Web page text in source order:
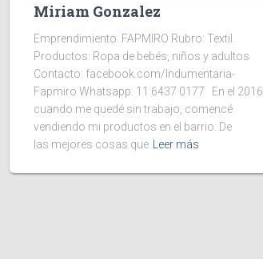
Miriam Gonzalez
Emprendimiento: FAPMIRO Rubro: Textil.
Productos: Ropa de bebés, niños y adultos
Contacto: facebook.com/Indumentaria-
Fapmiro Whatsapp: 11 6437 0177 En el 2016
cuando me quedé sin trabajo, comencé
vendiendo mi productos en el barrio. De
las mejores cosas que
Leer más